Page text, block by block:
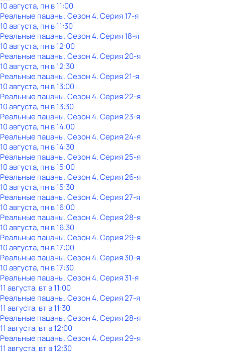
10 августа, пн в 11:00
Реальные пацаны. Сезон 4. Серия 17-я
10 августа, пн в 11:30
Реальные пацаны. Сезон 4. Серия 18-я
10 августа, пн в 12:00
Реальные пацаны. Сезон 4. Серия 20-я
10 августа, пн в 12:30
Реальные пацаны. Сезон 4. Серия 21-я
10 августа, пн в 13:00
Реальные пацаны. Сезон 4. Серия 22-я
10 августа, пн в 13:30
Реальные пацаны. Сезон 4. Серия 23-я
10 августа, пн в 14:00
Реальные пацаны. Сезон 4. Серия 24-я
10 августа, пн в 14:30
Реальные пацаны. Сезон 4. Серия 25-я
10 августа, пн в 15:00
Реальные пацаны. Сезон 4. Серия 26-я
10 августа, пн в 15:30
Реальные пацаны. Сезон 4. Серия 27-я
10 августа, пн в 16:00
Реальные пацаны. Сезон 4. Серия 28-я
10 августа, пн в 16:30
Реальные пацаны. Сезон 4. Серия 29-я
10 августа, пн в 17:00
Реальные пацаны. Сезон 4. Серия 30-я
10 августа, пн в 17:30
Реальные пацаны. Сезон 4. Серия 31-я
11 августа, вт в 11:00
Реальные пацаны. Сезон 4. Серия 27-я
11 августа, вт в 11:30
Реальные пацаны. Сезон 4. Серия 28-я
11 августа, вт в 12:00
Реальные пацаны. Сезон 4. Серия 29-я
11 августа, вт в 12:30